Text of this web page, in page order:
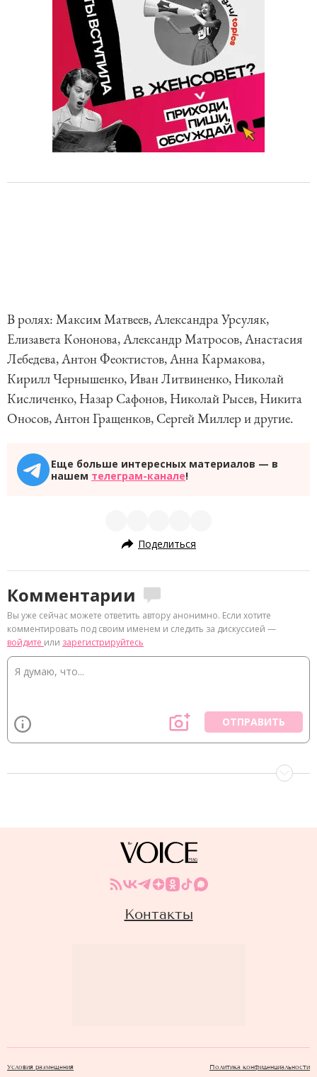
В ролях: Максим Матвеев, Александра Урсуляк,
Елизавета Кононова, Александр Матросов, Анастасия
Лебедева, Антон Феоктистов, Анна Кармакова,
Кирилл Чернышенко, Иван Литвиненко, Николай
Кисличенко, Назар Сафонов, Николай Рысев, Никита
Оносов, Антон Гращенков, Сергей Миллер и другие.
Еще больше интересных материалов — в
нашем телеграм-канале!
Поделиться
Комментарии
Вы уже сейчас можете ответить автору анонимно. Если хотите
комментировать под своим именем и следить за дискуссией —
войдите или зарегистрируйтесь
ОТПРАВИТЬ
Контакты
Условия размещения Политика конфиденциальности